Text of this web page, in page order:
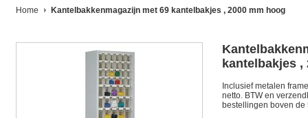
Home Kantelbakkenmagazijn met 69 kantelbakjes , 2000 mm hoog
kantelbakjes ,
Inclusief metalen
netto. BTW en
bestellingen boven de